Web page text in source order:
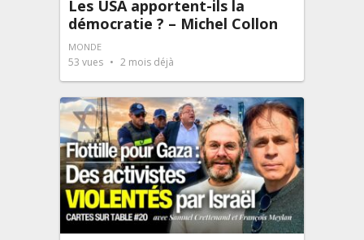
Les USA apportent-ils la
démocratie ? – Michel Collon
MONDE
53 vues 2 mois déjà